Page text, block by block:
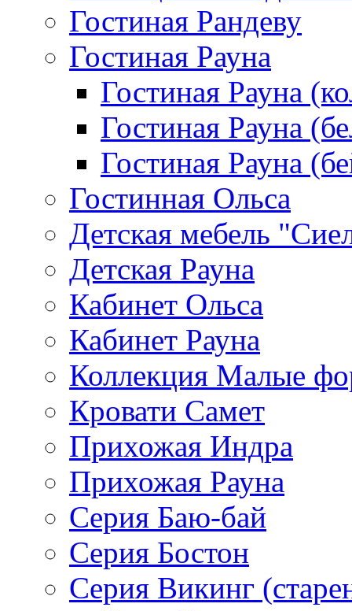
Гостиная Рандеву
Гостиная Рауна
Гостиная Рауна
Гостиная Рауна
Гостиная Рауна
Гостинная Ольса
Детская мебель
Детская Рауна
Кабинет Ольса
Кабинет Рауна
Коллекция Малые
Кровати Самет
Прихожая Индра
Прихожая Рауна
Серия Баю-бай
Серия Бостон
Серия Викинг